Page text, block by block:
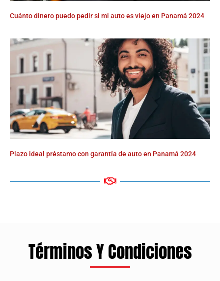
Cuánto dinero puedo pedir si mi auto es viejo en Panamá 2024
Plazo ideal préstamo con garantía de auto en Panamá 2024
Términos Y Condiciones